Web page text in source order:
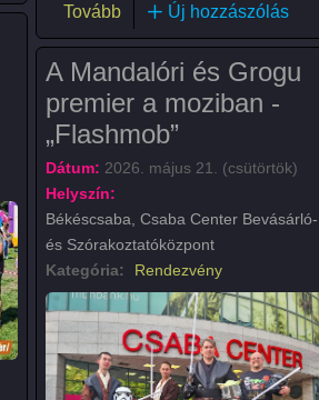
Tovább(Kihívás Napja 2026)
Új hozzászólás
A Mandalóri és Grogu
premier a moziban -
„Flashmob”
Dátum: 2026. május 21. (csütörtök)
Helyszín:
Békéscsaba, Csaba Center Bevásárló-
és Szórakoztatóközpont
Kategória:
Rendezvény